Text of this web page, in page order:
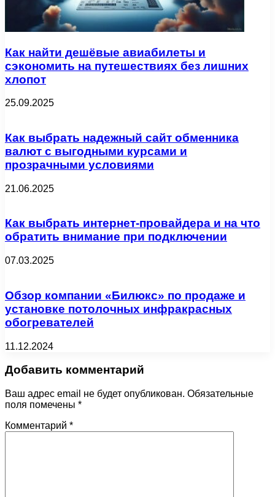
Как найти дешёвые авиабилеты и
сэкономить на путешествиях без лишних
хлопот
25.09.2025
Как выбрать надежный сайт обменника
валют с выгодными курсами и
прозрачными условиями
21.06.2025
Как выбрать интернет-провайдера и на что
обратить внимание при подключении
07.03.2025
Обзор компании «Билюкс» по продаже и
установке потолочных инфракрасных
обогревателей
11.12.2024
Добавить комментарий
Ваш адрес email не будет опубликован. Обязательные
поля помечены *
Комментарий *